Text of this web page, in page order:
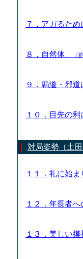
７．アガるた
８．自然体 （
９．覇道・邪
１０．目先の
対局姿勢（土田
１１．礼に始
１２．年長者
１３．美しい